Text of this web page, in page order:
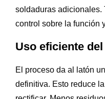
soldaduras adicionales.
control sobre la función
Uso eficiente
El proceso da al latón
definitiva. Esto reduce